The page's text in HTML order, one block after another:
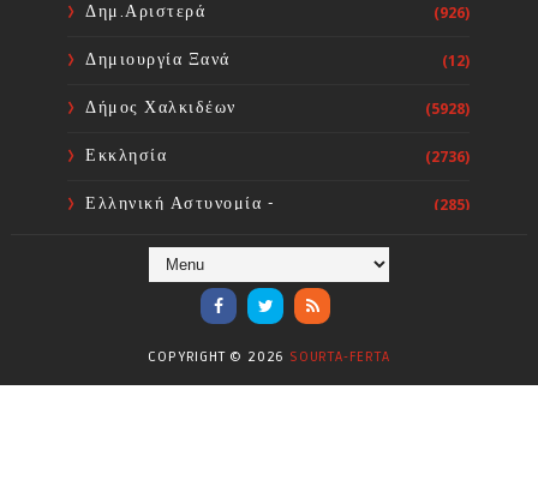
Δημ.Αριστερά (926)
Δημιουργία Ξανά (12)
Δήμος Χαλκιδέων (5928)
Εκκλησία (2736)
Ελληνική Αστυνομία -
(285)
Ενόργανη Γυμναστική
COPYRIGHT © 2026 SOURTA-FERTA